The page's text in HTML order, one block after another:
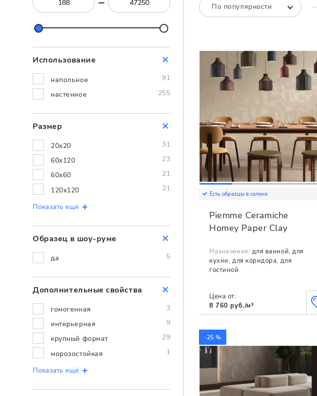
Для кухни
Все
Посмотреть всю керамическую плитку
Все
Посмотреть всю мозаику
Использование
напольное
91
настенное
255
Размер
20x20
31
60x120
23
60x60
21
120x120
21
Показать ещё
Образец в шоу-руме
да 5
Дополнительные cвойства
гомогенная
3
интерьерная
9
крупный формат
29
морозостойкая
1
Показать ещё
По популярности
Есть образцы в салоне
Piemme Ceramiche
Homey Paper Clay
Назначение: для ванной, для
кухни, для коридора, для
гостиной
Цена от:
8 760 руб./м²
-25 %